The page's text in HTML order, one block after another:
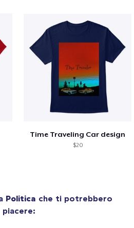
Time Traveling Car design
$20
Politica che ti potrebbero
piacere: